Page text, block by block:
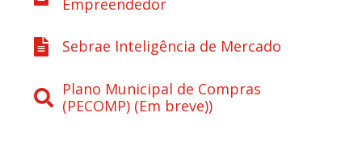
Sebrae Inteligência de Mercado
Plano Municipal de Compras
(PECOMP) (Em breve))